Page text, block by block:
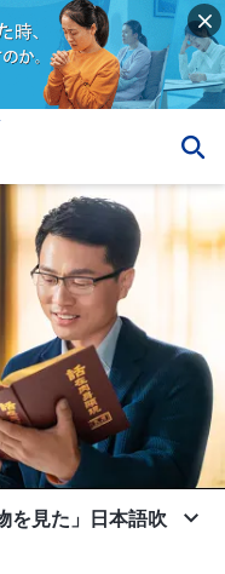
を見た」日本語吹